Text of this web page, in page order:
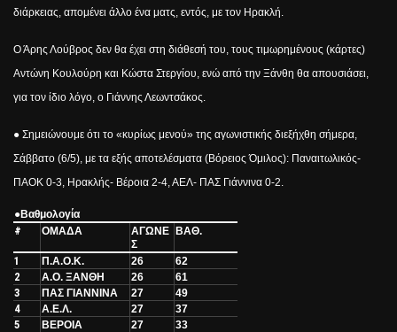
διάρκειας, απομένει άλλο ένα ματς, εντός, με τον Ηρακλή.
Ο Άρης Λούβρος δεν θα έχει στη διάθεσή του, τους τιμωρημένους (κάρτες)
Αντώνη Κουλούρη και Κώστα Στεργίου, ενώ από την Ξάνθη θα απουσιάσει,
για τον ίδιο λόγο, ο Γιάννης Λεωντσάκος.
● Σημειώνουμε ότι το «κυρίως μενού» της αγωνιστικής διεξήχθη σήμερα,
Σάββατο (6/5), με τα εξής αποτελέσματα (Βόρειος Όμιλος): Παναιτωλικός-
ΠΑΟΚ 0-3, Ηρακλής- Βέροια 2-4, ΑΕΛ- ΠΑΣ Γιάννινα 0-2.
●Βαθμολογία
# ΟΜΑΔΑ
ΑΓΩΝΕ
Σ
ΒΑΘ.
1 Π.Α.Ο.Κ. 26 62
2 Α.Ο. ΞΑΝΘΗ 26 61
3 ΠΑΣ ΓΙΑΝΝΙΝΑ 27 49
4 Α.Ε.Λ. 27 37
5 ΒΕΡΟΙΑ 27 33